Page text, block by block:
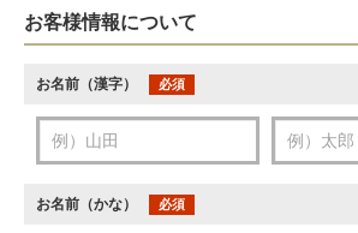
お客様情報について
お名前（漢字） 必須
お名前（かな） 必須